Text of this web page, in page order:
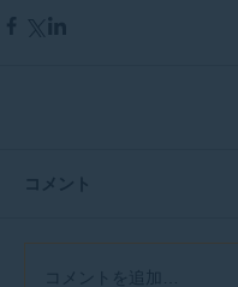
コメント
コメントを追加…